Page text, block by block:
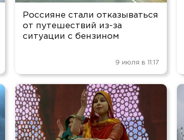
Россияне стали отказываться
от путешествий из-за
ситуации с бензином
9 июля в 11:17